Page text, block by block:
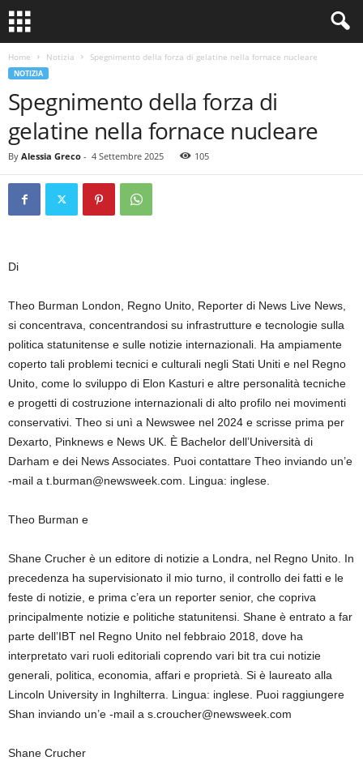
Home Notizia Spegnimento della forza di gelatine nella fornace nucleare
NOTIZIA
Spegnimento della forza di
gelatine nella fornace nucleare
By Alessia Greco - 4 Settembre 2025 105
Di
Theo Burman London, Regno Unito, Reporter di News Live News,
si concentrava, concentrandosi su infrastrutture e tecnologie sulla
politica statunitense e sulle notizie internazionali. Ha ampiamente
coperto tali problemi tecnici e culturali negli Stati Uniti e nel Regno
Unito, come lo sviluppo di Elon Kasturi e altre personalità tecniche
e progetti di costruzione internazionali di alto profilo nei movimenti
conservativi. Theo si unì a Newswee nel 2024 e scrisse prima per
Dexarto, Pinknews e News UK. È Bachelor dell’Università di
Darham e dei News Associates. Puoi contattare Theo inviando un’e
-mail a t.burman@newsweek.com. Lingua: inglese.
Theo Burman e
Shane Crucher è un editore di notizie a Londra, nel Regno Unito. In
precedenza ha supervisionato il mio turno, il controllo dei fatti e le
feste di notizie, e prima c’era un reporter senior, che copriva
principalmente notizie e politiche statunitensi. Shane è entrato a far
parte dell’IBT nel Regno Unito nel febbraio 2018, dove ha
interpretato vari ruoli editoriali coprendo vari bit tra cui notizie
generali, politica, economia, affari e proprietà. Si è laureato alla
Lincoln University in Inghilterra. Lingua: inglese. Puoi raggiungere
Shan inviando un’e -mail a s.croucher@newsweek.com
Shane Crucher